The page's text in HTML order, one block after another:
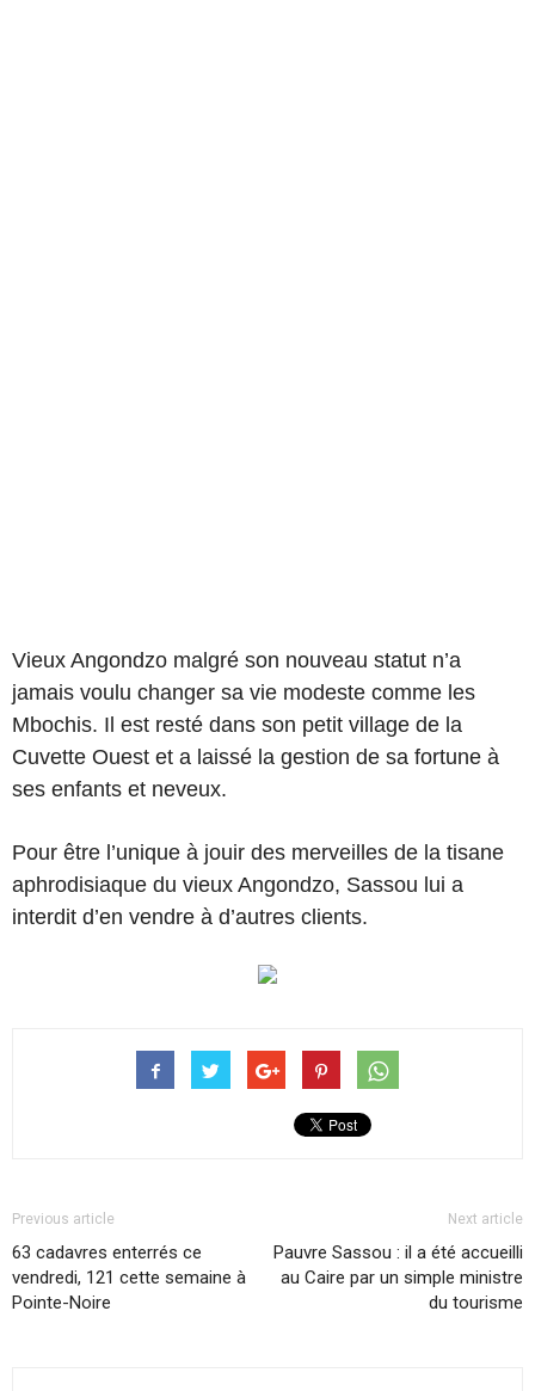
Vieux Angondzo malgré son nouveau statut n’a
jamais voulu changer sa vie modeste comme les
Mbochis. Il est resté dans son petit village de la
Cuvette Ouest et a laissé la gestion de sa fortune à
ses enfants et neveux.
Pour être l’unique à jouir des merveilles de la tisane
aphrodisiaque du vieux Angondzo, Sassou lui a
interdit d’en vendre à d’autres clients.
Previous article
63 cadavres enterrés ce
vendredi, 121 cette semaine à
Pointe-Noire
Next article
Pauvre Sassou : il a été accueilli
au Caire par un simple ministre
du tourisme